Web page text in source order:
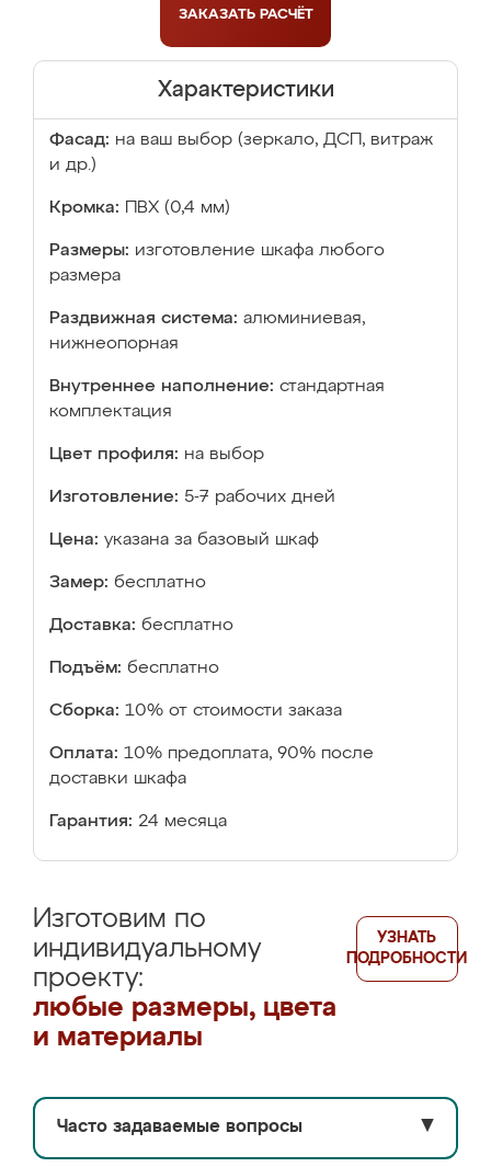
ЗАКАЗАТЬ РАСЧЁТ
Характеристики
Фасад: на ваш выбор (зеркало, ДСП, витраж
и др.)
Кромка: ПВХ (0,4 мм)
Размеры: изготовление шкафа любого
размера
Раздвижная система: алюминиевая,
нижнеопорная
Внутреннее наполнение: стандартная
комплектация
Цвет профиля: на выбор
Изготовление: 5-7 рабочих дней
Цена: указана за базовый шкаф
Замер: бесплатно
Доставка: бесплатно
Подъём: бесплатно
Сборка: 10% от стоимости заказа
Оплата: 10% предоплата, 90% после
доставки шкафа
Гарантия: 24 месяца
Изготовим по
индивидуальному
проекту:
любые размеры, цвета
и материалы
УЗНАТЬ
ПОДРОБНОСТИ
Часто задаваемые вопросы ▼